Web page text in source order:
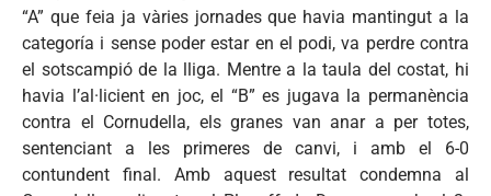
“A” que feia ja vàries jornades que havia mantingut a la
categoría i sense poder estar en el podi, va perdre contra
el sotscampió de la lliga. Mentre a la taula del costat, hi
havia l’al·licient en joc, el “B” es jugava la permanència
contra el Cornudella, els granes van anar a per totes,
sentenciant a les primeres de canvi, i amb el 6-0
contundent final. Amb aquest resultat condemna al